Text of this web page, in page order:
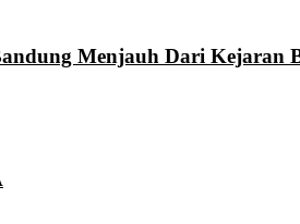
Menjauh Dari Kejaran